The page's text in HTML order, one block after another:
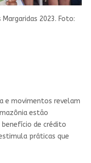
2023. Foto:
e movimentos revelam
estão
benefício de crédito
práticas que